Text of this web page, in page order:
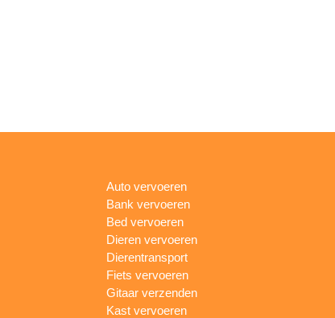
Auto vervoeren
Bank vervoeren
Bed vervoeren
Dieren vervoeren
Dierentransport
Fiets vervoeren
Gitaar verzenden
Kast vervoeren